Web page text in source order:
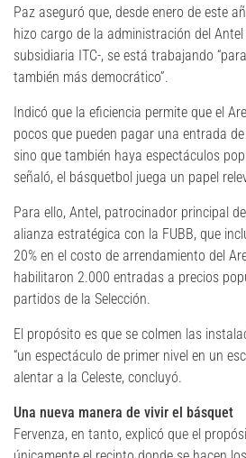
Paz aseguró que, desde enero de este
hizo cargo de la administración del
subsidiaria ITC-, se está trabajando
también más democrático”.
Indicó que la eficiencia permite que el
pocos que pueden pagar una entrada
sino que también haya espectáculos
señaló, el básquetbol juega un papel
Para ello, Antel, patrocinador principal
alianza estratégica con la FUBB, que
20% en el costo de arrendamiento del
habilitaron 2.000 entradas a precios
partidos de la Selección.
El propósito es que se colmen las
“un espectáculo de primer nivel en un
alentar a la Celeste, concluyó.
Una nueva manera de vivir el básquet
Fervenza, en tanto, explicó que el